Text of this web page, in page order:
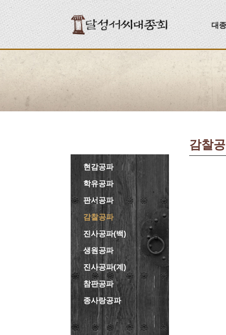
대
현감공파
학유공파
판서공파
감찰공파
진사공파(백)
생원공파
진사공파(계)
참판공파
종사랑공파
감찰